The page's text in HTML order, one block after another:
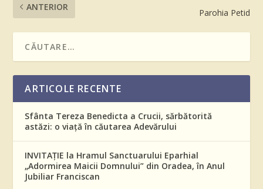
ANTERIOR
Parohia Petid
ARTICOLE RECENTE
Sfânta Tereza Benedicta a Crucii, sărbătorită
astăzi: o viață în căutarea Adevărului
INVITAȚIE la Hramul Sanctuarului Eparhial
„Adormirea Maicii Domnului” din Oradea, în Anul
Jubiliar Franciscan